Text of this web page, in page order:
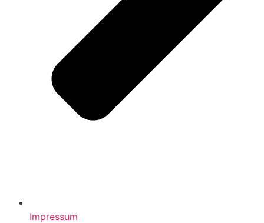
Impressum